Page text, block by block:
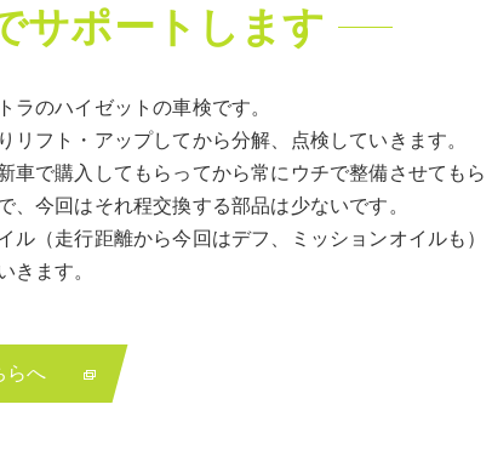
サポートします
ラのハイゼットの車検です。
リフト・アップしてから分解、点検していきます。
車で購入してもらってから常にウチで整備させてもら
、今回はそれ程交換する部品は少ないです。
ル（走行距離から今回はデフ、ミッションオイルも）
きます。
らへ